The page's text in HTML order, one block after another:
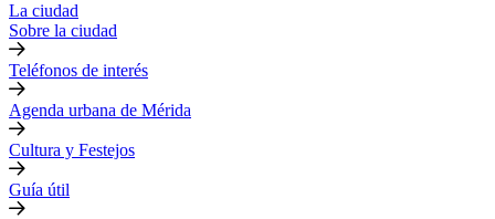
La ciudad
Sobre la ciudad
Teléfonos de interés
Agenda urbana de Mérida
Cultura y Festejos
Guía útil